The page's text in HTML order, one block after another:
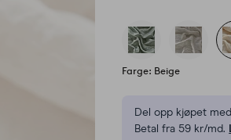
Farge: Beige
Del opp kjøpet
Betal fra 59 kr/md.